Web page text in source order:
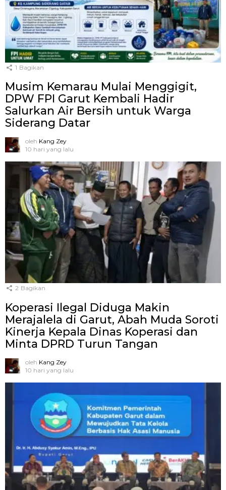
1 Bagikan
Musim Kemarau Mulai Menggigit,
DPW FPI Garut Kembali Hadir
Salurkan Air Bersih untuk Warga
Siderang Datar
oleh Kang Zey
10 hari yang lalu
2 Bagikan
Koperasi Ilegal Diduga Makin
Merajalela di Garut, Abah Muda Soroti
Kinerja Kepala Dinas Koperasi dan
Minta DPRD Turun Tangan
oleh Kang Zey
10 hari yang lalu